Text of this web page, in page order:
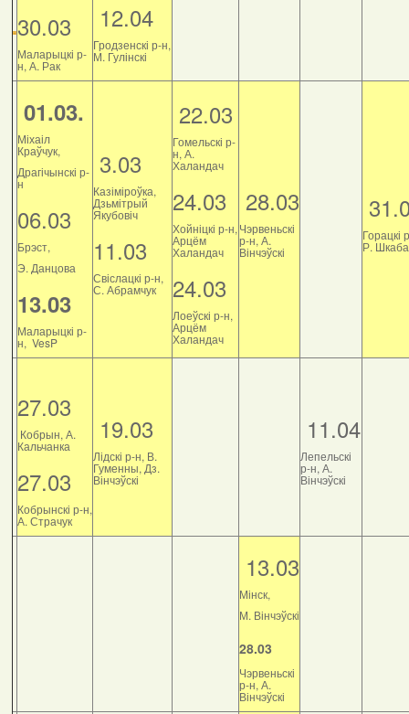
30.03
Маларыцкі р-
н, А. Рак
12.04
Гродзенскі р-н,
М. Гулінскі
01.03.
Міхаіл
Краўчук,
Драгічынскі р-
н
06.03
Брэст,
Э. Данцова
13.03
Маларыцкі р-
н, VesP
3.03
Казіміроўка,
Дзьмітрый
Якубовіч
11.03
Свіслацкі р-н,
С. Абрамчук
22.03
Гомельскі р-
н, А.
Халандач
24.03
Хойніцкі р-н,
Арцём
Халандач
24.03
Лоеўскі р-н,
Арцём
Халандач
28.03
Чэрвеньскі
р-н, А.
Вінчэўскі
Горацкі
Р.
27.03
Кобрын, А.
Кальчанка
27.03
Кобрынскі р-н,
А. Страчук
19.03
Лідскі р-н, В.
Гуменны, Дз.
Вінчэўскі
11.04
Лепельскі
р-н, А.
Вінчэўскі
13.03
Мінск,
М. Вінчэўскі
28.03
Чэрвеньскі
р-н, А.
Вінчэўскі